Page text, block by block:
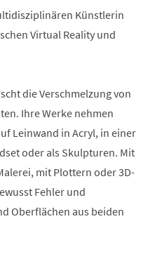
Künstlerin
Virtual Reality und
die Verschmelzung von
Ihre Werke nehmen
Leinwand in Acryl, in einer
oder als Skulpturen. Mit
mit Plottern oder 3D-
Fehler und
Oberflächen aus beiden